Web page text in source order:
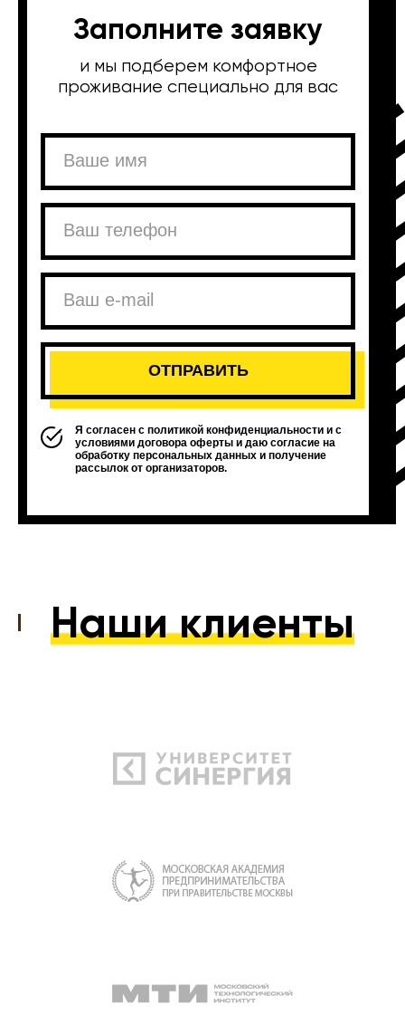
Заполните заявку
и мы подберем комфортное
проживание специально для вас
Я согласен с политикой конфиденциальности и с
условиями договора оферты и даю согласие на
обработку персональных данных и получение
рассылок от организаторов.
Наши клиенты